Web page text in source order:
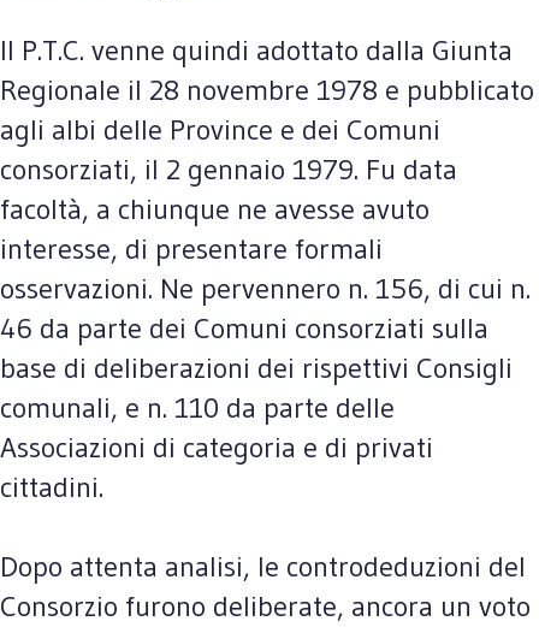
Il P.T.C. venne quindi adottato dalla Giunta
Regionale il 28 novembre 1978 e pubblicato
agli albi delle Province e dei Comuni
consorziati, il 2 gennaio 1979. Fu data
facoltà, a chiunque ne avesse avuto
interesse, di presentare formali
osservazioni. Ne pervennero n. 156, di cui n.
46 da parte dei Comuni consorziati sulla
base di deliberazioni dei rispettivi Consigli
comunali, e n. 110 da parte delle
Associazioni di categoria e di privati
cittadini.
Dopo attenta analisi, le controdeduzioni del
Consorzio furono deliberate, ancora un voto